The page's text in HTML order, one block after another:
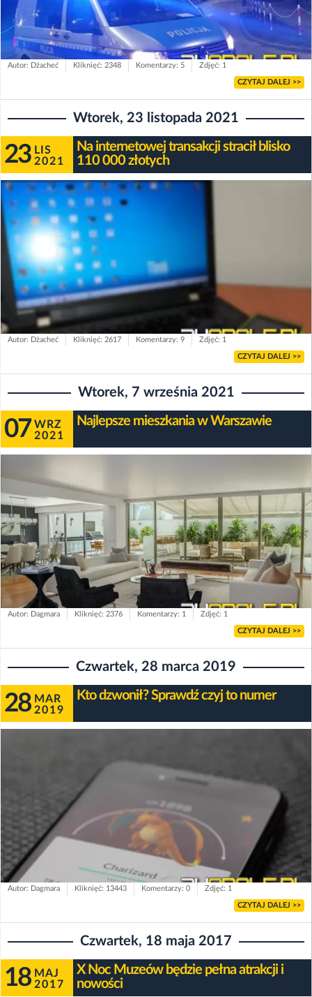
Autor: Dżacheć Kliknięć: 2348 Komentarzy: 5 Zdjęć: 1
CZYTAJ DALEJ >>
Wtorek, 23 listopada 2021
23 LIS
2021
Na internetowej transakcji stracił blisko
110 000 złotych
Autor: Dżacheć Kliknięć: 2617 Komentarzy: 9 Zdjęć: 1
CZYTAJ DALEJ >>
Wtorek, 7 września 2021
07 WRZ
2021
Najlepsze mieszkania w Warszawie
Autor: Dagmara Kliknięć: 2376 Komentarzy: 1 Zdjęć: 1
CZYTAJ DALEJ >>
Czwartek, 28 marca 2019
28 MAR
2019
Kto dzwonił? Sprawdź czyj to numer
Autor: Dagmara Kliknięć: 13443 Komentarzy: 0 Zdjęć: 1
CZYTAJ DALEJ >>
Czwartek, 18 maja 2017
18 MAJ
2017
X Noc Muzeów będzie pełna atrakcji i
nowości